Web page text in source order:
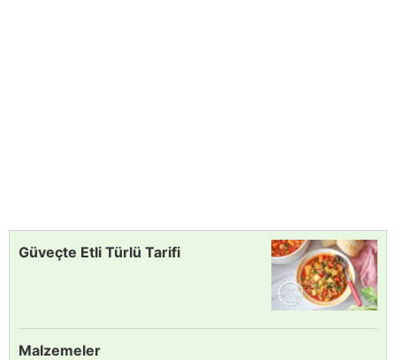
Güveçte Etli Türlü Tarifi
Malzemeler